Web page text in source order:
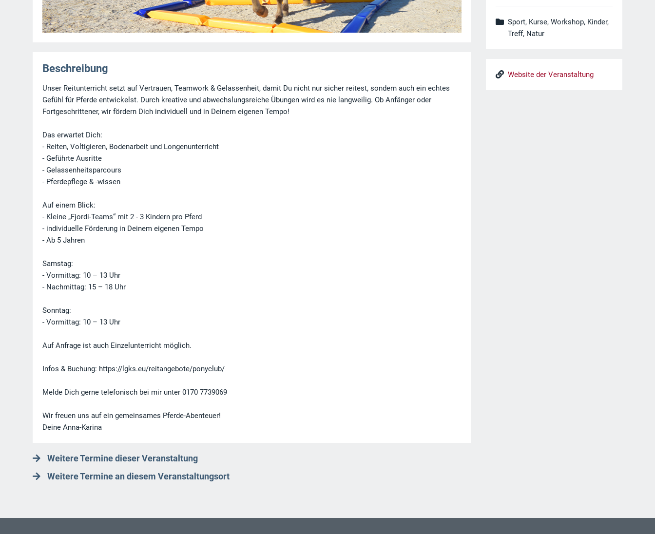
Beschreibung
Unser Reitunterricht setzt auf Vertrauen, Teamwork & Gelassenheit, damit Du nicht nur sicher reitest, sondern auch ein echtes
Gefühl für Pferde entwickelst. Durch kreative und abwechslungsreiche Übungen wird es nie langweilig. Ob Anfänger oder
Fortgeschrittener, wir fördern Dich individuell und in Deinem eigenen Tempo!
Das erwartet Dich:
- Reiten, Voltigieren, Bodenarbeit und Longenunterricht
- Geführte Ausritte
- Gelassenheitsparcours
- Pferdepflege & -wissen
Auf einem Blick:
- Kleine „Fjordi-Teams“ mit 2 - 3 Kindern pro Pferd
- individuelle Förderung in Deinem eigenen Tempo
- Ab 5 Jahren
Samstag:
- Vormittag: 10 – 13 Uhr
- Nachmittag: 15 – 18 Uhr
Sonntag:
- Vormittag: 10 – 13 Uhr
Auf Anfrage ist auch Einzelunterricht möglich.
Infos & Buchung: https://lgks.eu/reitangebote/ponyclub/
Melde Dich gerne telefonisch bei mir unter 0170 7739069
Wir freuen uns auf ein gemeinsames Pferde-Abenteuer!
Deine Anna-Karina
Weitere Termine dieser Veranstaltung
Weitere Termine an diesem Veranstaltungsort
Sport, Kurse, Workshop, Kinder,
Treff, Natur
Website der Veranstaltung